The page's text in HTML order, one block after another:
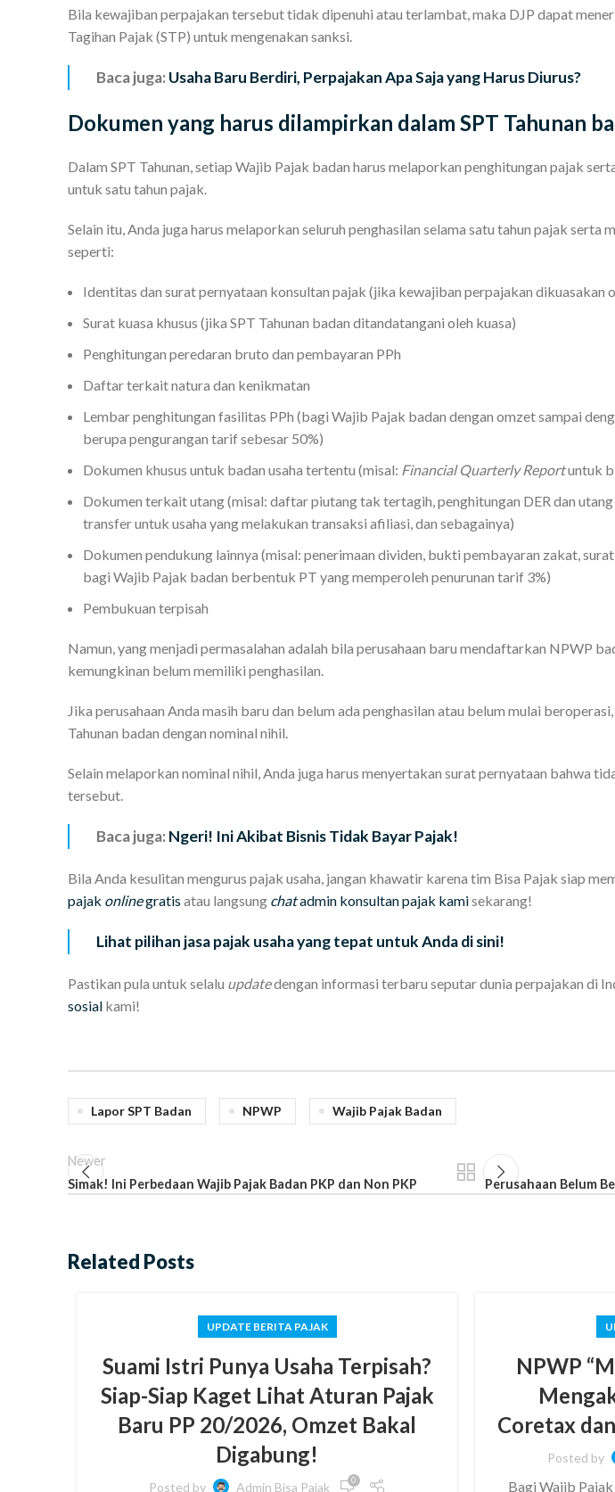
Bila kewajiban perpajakan tersebut tidak dipenuhi atau terlambat, maka DJP dapat
Tagihan Pajak (STP) untuk mengenakan sanksi.
Baca juga:Usaha Baru Berdiri, Perpajakan Apa Saja yang Harus Diurus?
Dokumen yang harus dilampirkan dalam SPT Tahunan
Dalam SPT Tahunan, setiap Wajib Pajak badan harus melaporkan penghitungan pajak
untuk satu tahun pajak.
Selain itu, Anda juga harus melaporkan seluruh penghasilan selama satu tahun pajak
seperti:
Identitas dan surat pernyataan konsultan pajak (jika kewajiban perpajakan dikuasakan
Surat kuasa khusus (jika SPT Tahunan badan ditandatangani oleh kuasa)
Penghitungan peredaran bruto dan pembayaran PPh
Daftar terkait natura dan kenikmatan
Lembar penghitungan fasilitas PPh (bagi Wajib Pajak badan dengan omzet sampai
berupa pengurangan tarif sebesar 50%)
Dokumen khusus untuk badan usaha tertentu (misal: Financial Quarterly Reportuntuk
Dokumen terkait utang (misal: daftar piutang tak tertagih, penghitungan DER dan
transfer untuk usaha yang melakukan transaksi afiliasi, dan sebagainya)
Dokumen pendukung lainnya (misal: penerimaan dividen, bukti pembayaran zakat,
bagi Wajib Pajak badan berbentuk PT yang memperoleh penurunan tarif 3%)
Pembukuan terpisah
Namun, yang menjadi permasalahan adalah bila perusahaan baru mendaftarkan NPWP
kemungkinan belum memiliki penghasilan.
Jika perusahaan Anda masih baru dan belum ada penghasilan atau belum mulai
Tahunan badan dengan nominal nihil.
Selain melaporkan nominal nihil, Anda juga harus menyertakan surat pernyataan bahwa
tersebut.
Baca juga:Ngeri! Ini Akibat Bisnis Tidak Bayar Pajak!
Bila Anda kesulitan mengurus pajak usaha, jangan khawatir karena tim Bisa Pajak siap
pajak onlinegratis atau langsung chatadmin konsultan pajak kamisekarang!
Lihat pilihan jasa pajak usaha yang tepat untuk Anda di sini!
Pastikan pula untuk selalu updatedengan informasi terbaru seputar dunia perpajakan di
sosial kami!
Lapor SPT Badan NPWP Wajib Pajak Badan
Newer
Simak! Ini Perbedaan Wajib Pajak Badan PKP dan Non PKP
Perusahaan Belum
Related Posts
UPDATE BERITA PAJAK
Suami Istri Punya Usaha Terpisah?
Siap-Siap Kaget Lihat Aturan Pajak
Baru PP 20/2026, Omzet Bakal
Digabung!
Posted by Admin Bisa Pajak 0
NPWP
Coretax
Posted by
Bagi Wajib